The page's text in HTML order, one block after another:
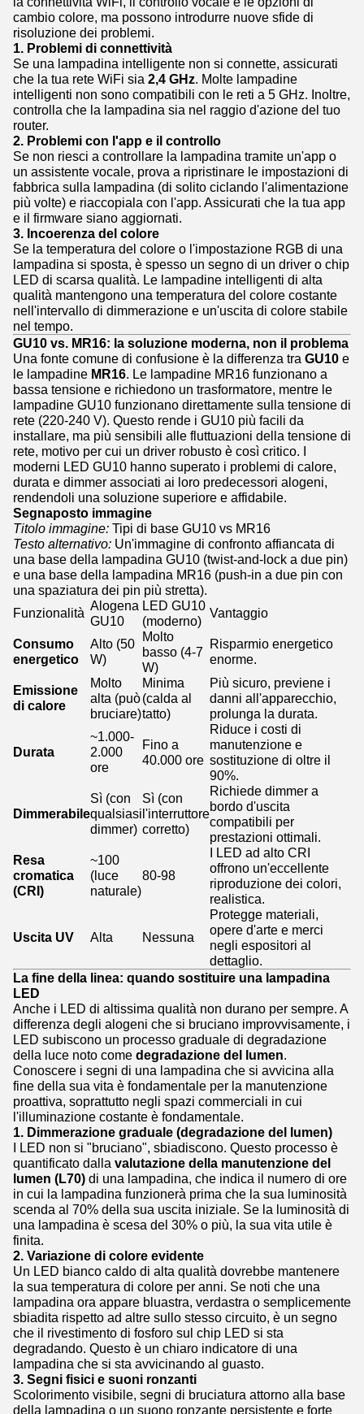
cambio colore, ma possono introdurre nuove sfide di
risoluzione dei problemi.
1. Problemi di connettività
Se una lampadina intelligente non si connette, assicurati
che la tua rete WiFi sia 2,4 GHz. Molte lampadine
intelligenti non sono compatibili con le reti a 5 GHz. Inoltre,
controlla che la lampadina sia nel raggio d'azione del tuo
router.
2. Problemi con l'app e il controllo
Se non riesci a controllare la lampadina tramite un'app o
un assistente vocale, prova a ripristinare le impostazioni di
fabbrica sulla lampadina (di solito ciclando l'alimentazione
più volte) e riaccopiala con l'app. Assicurati che la tua app
e il firmware siano aggiornati.
3. Incoerenza del colore
Se la temperatura del colore o l'impostazione RGB di una
lampadina si sposta, è spesso un segno di un driver o chip
LED di scarsa qualità. Le lampadine intelligenti di alta
qualità mantengono una temperatura del colore costante
nell'intervallo di dimmerazione e un'uscita di colore stabile
nel tempo.
GU10 vs. MR16: la soluzione moderna, non il problema
Una fonte comune di confusione è la differenza tra GU10 e
le lampadine MR16. Le lampadine MR16 funzionano a
bassa tensione e richiedono un trasformatore, mentre le
lampadine GU10 funzionano direttamente sulla tensione di
rete (220-240 V). Questo rende i GU10 più facili da
installare, ma più sensibili alle fluttuazioni della tensione di
rete, motivo per cui un driver robusto è così critico. I
moderni LED GU10 hanno superato i problemi di calore,
durata e dimmer associati ai loro predecessori alogeni,
rendendoli una soluzione superiore e affidabile.
Segnaposto immagine
Titolo immagine: Tipi di base GU10 vs MR16
Testo alternativo: Un'immagine di confronto affiancata di
una base della lampadina GU10 (twist-and-lock a due pin)
e una base della lampadina MR16 (push-in a due pin con
una spaziatura dei pin più stretta).
Funzionalità Alogena
GU10
LED GU10
(moderno)
Vantaggio
Consumo
energetico
Alto (50
W)
Molto
basso (4-7
W)
Risparmio energetico
enorme.
Emissione
di calore
Molto
alta (può
bruciare)
Minima
(calda al
tatto)
Più sicuro, previene i
danni all'apparecchio,
prolunga la durata.
Durata
~1.000-
2.000
ore
Fino a
40.000 ore
Riduce i costi di
manutenzione e
sostituzione di oltre il
90%.
Dimmerabile
Sì (con
qualsiasi
dimmer)
Sì (con
l'interruttore
corretto)
Richiede dimmer a
bordo d'uscita
compatibili per
prestazioni ottimali.
Resa
cromatica
(CRI)
~100
(luce
naturale)
80-98
I LED ad alto CRI
offrono un'eccellente
riproduzione dei colori,
realistica.
Uscita UV Alta Nessuna
Protegge materiali,
opere d'arte e merci
negli espositori al
dettaglio.
La fine della linea: quando sostituire una lampadina
LED
Anche i LED di altissima qualità non durano per sempre. A
differenza degli alogeni che si bruciano improvvisamente, i
LED subiscono un processo graduale di degradazione
della luce noto come degradazione del lumen.
Conoscere i segni di una lampadina che si avvicina alla
fine della sua vita è fondamentale per la manutenzione
proattiva, soprattutto negli spazi commerciali in cui
l'illuminazione costante è fondamentale.
1. Dimmerazione graduale (degradazione del lumen)
I LED non si "bruciano", sbiadiscono. Questo processo è
quantificato dalla valutazione della manutenzione del
lumen (L70) di una lampadina, che indica il numero di ore
in cui la lampadina funzionerà prima che la sua luminosità
scenda al 70% della sua uscita iniziale. Se la luminosità di
una lampadina è scesa del 30% o più, la sua vita utile è
finita.
2. Variazione di colore evidente
Un LED bianco caldo di alta qualità dovrebbe mantenere
la sua temperatura di colore per anni. Se noti che una
lampadina ora appare bluastra, verdastra o semplicemente
sbiadita rispetto ad altre sullo stesso circuito, è un segno
che il rivestimento di fosforo sul chip LED si sta
degradando. Questo è un chiaro indicatore di una
lampadina che si sta avvicinando al guasto.
3. Segni fisici e suoni ronzanti
Scolorimento visibile, segni di bruciatura attorno alla base
della lampadina o un suono ronzante persistente e forte